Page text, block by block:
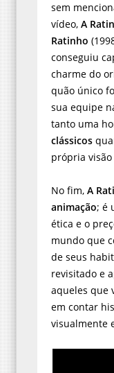
sem
vídeo, A
Ratinho
conseguiu
charme do
quão único
sua equipe
tanto uma
clássicos
própria
No fim, A
animação; é
ética e o
mundo que
de seus
revisitado e
aqueles que
em contar
visualmente